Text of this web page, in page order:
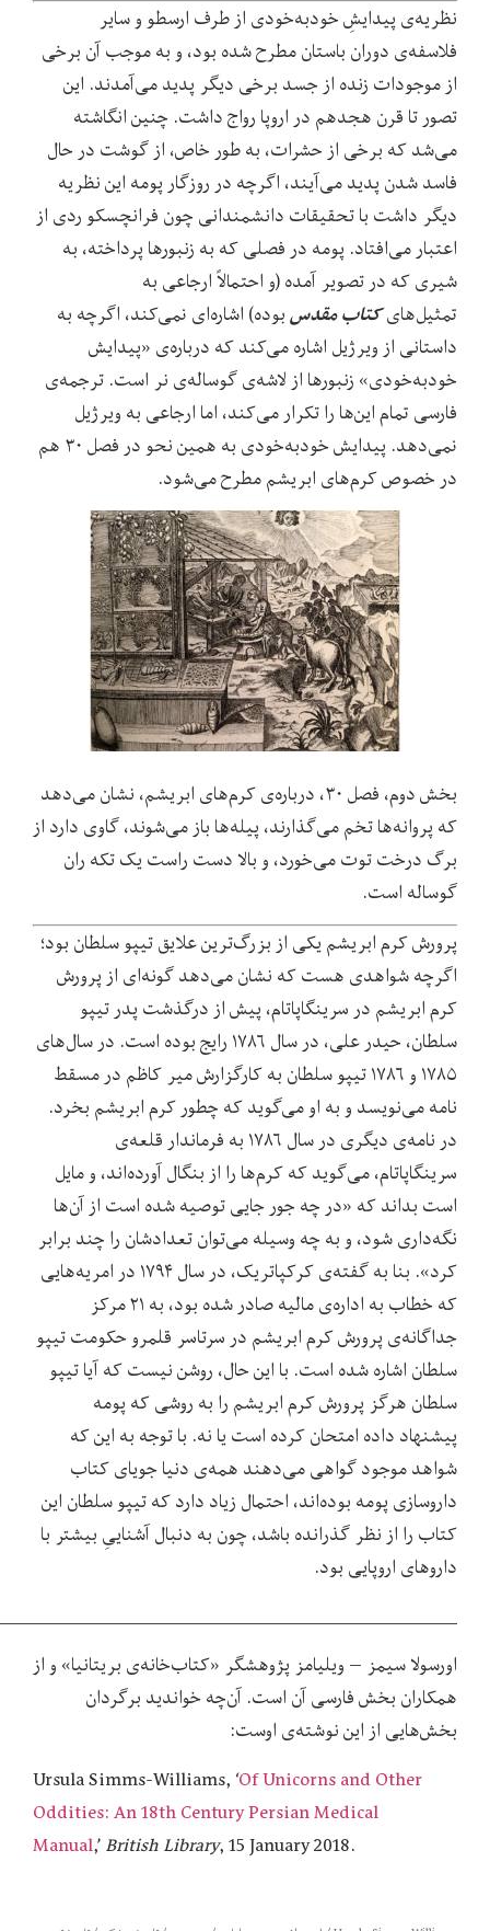
نظریهی پیدایشِ خودبهخودی از طرف ارسطو و سایر
فلاسفهی دوران باستان مطرح شده بود، و به موجب آن برخی
از موجودات زنده از جسد برخی دیگر پدید میآمدند. این
تصور تا قرن هجدهم در اروپا رواج داشت. چنین انگاشته
شد که برخی از حشرات، به طور خاص، از گوشت در حال
فاسد شدن پدید میآیند، اگرچه در روزگار پومه این نظریه
دیگر داشت با تحقیقات دانشمندانی چون فرانچسکو ردی از
اعتبار میافتاد. پومه در فصلی که به زنبورها پرداخته، به
شیری که در تصویر آمده (و احتمالاً ارجاعی به
تمثیل‌هایکتاب مقدسبوده) اشاره‌ای نمی‌کند، اگرچه به
داستانی از ویرژیل اشاره می‌کند که دربارهی «پیدایش
خودبهخودی» زنبورها از لاشهی گوسالهی نر است. ترجمهی
فارسی تمام اینها را تکرار میکند، اما ارجاعی به ویرژیل
نمیدهد. پیدایش خودبه
خودی به همین نحو در فصل ۳۰ هم
در خصوص کرمهای ابریشم مطرح میشود.
بخش دوم، فصل ۳۰، درباره ی کرمهای ابریشم، نشان میدهد
که پروانهها تخم میگذارند، پیلهها باز میشوند، گاوی دارد از
برگ درخت توت میخورد، و بالا دست راست یک تکه ران
گوساله است.
پرورش کرم ابریشم یکی از بزرگترین علایق تیپو سلطان بود؛
اگرچه شواهدی هست که نشان میدهد گونهای از پرورش
کرم ابریشم در سرینگاپاتام، پیش از درگذشت پدر تیپو
سلطان، حیدر علی، در سال ۱۷۸۶ رایج بوده است. در سال‌های
۱۷۸۵ و ۱۷۸۶ تیپو سلطان به کارگزارش میر کاظم در مسقط
نامه مینویسد و به او می‌گوید که چطور کرم ابریشم بخرد.
در نامهی دیگری در سال ۱۷۸۶ به فرماندار قلعه
ی
سرینگاپاتام، میگوید که کرمها را از بنگال آورده‌اند، و مایل
است بداند که «در چه جور جایی توصیه شده است از آنها
داری شود، و به چه وسیله می‌توان تعدادشان را چند برابر
کرد». بنا به گفته
ی کرکپاتریک، در سال ۱۷۹۴ در امریه‌هایی
که خطاب به اداره
ی مالیه صادر شده بود، به ۲۱ مرکز
جداگانهی پرورش کرم ابریشم در سرتاسر قلمرو حکومت تیپو
سلطان اشاره شده است. با این حال، روشن نیست که آیا تیپو
سلطان هرگز پرورش کرم ابریشم را به روشی که پومه
پیشنهاد داده امتحان کرده است یا نه. با توجه به این که
شواهد موجود گواهی میدهند همهی دنیا جویای کتاب
داروسازی پومه بودهاند، احتمال زیاد دارد که تیپو سلطان این
کتاب را از نظر گذرانده باشد، چون به دنبال آشناییِ بیشتر با
داروهای اروپایی بود.
____________________________________________
اورسولا سیمز – ویلیامز پژوهشگر «کتاب‌خانه‌ی بریتانیا» و از
همکاران بخش فارسی آن است. آن‌چه خواندید برگردان
بخش‌هایی از این نوشته‌ی اوست:
Ursula Simms-Williams, ‘Of Unicorns and Other
Oddities: An 18th Century Persian Medical
Manual,’British Library, 15 January 2018.